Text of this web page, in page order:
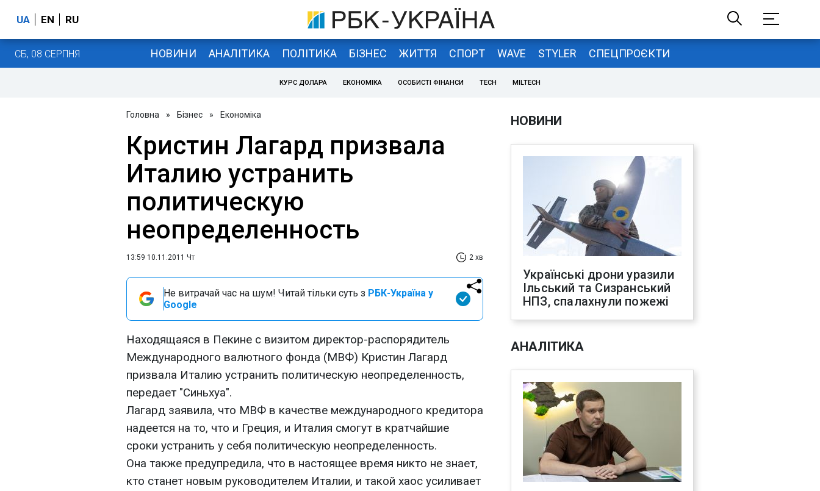
UA EN RU
СБ, 08 СЕРПНЯ НОВИНИ АНАЛІТИКА ПОЛІТИКА БІЗНЕС ЖИТТЯ СПОРТ WAVE STYLER СПЕЦПРОЄКТИ
КУРС ДОЛАРА ЕКОНОМІКА ОСОБИСТІ ФІНАНСИ TECH MILTECH
Головна » Бізнес » Економіка
Кристин Лагард призвала
Италию устранить
политическую
неопределенность
13:59 10.11.2011 Чт 2 хв
Не витрачай час на шум! Читай тільки суть з РБК-Україна у
Google
Находящаяся в Пекине с визитом директор-распорядитель
Международного валютного фонда (МВФ) Кристин Лагард
призвала Италию устранить политическую неопределенность,
передает "Синьхуа".
Лагард заявила, что МВФ в качестве международного кредитора
надеется на то, что и Греция, и Италия смогут в кратчайшие
сроки устранить у себя политическую неопределенность.
Она также предупредила, что в настоящее время никто не знает,
кто станет новым руководителем Италии, и такой хаос усиливает
НОВИНИ
Українські дрони уразили
Ільський та Сизранський
НПЗ, спалахнули пожежі
АНАЛІТИКА